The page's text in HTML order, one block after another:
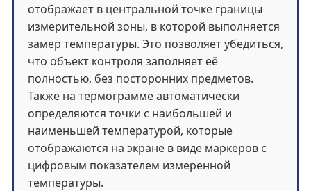
отображает в центральной точке границы
измерительной зоны, в которой выполняется
замер температуры. Это позволяет убедиться,
что объект контроля заполняет её
полностью, без посторонних предметов.
Также на термограмме автоматически
определяются точки с наибольшей и
наименьшей температурой, которые
отображаются на экране в виде маркеров с
цифровым показателем измеренной
температуры.